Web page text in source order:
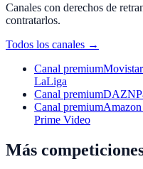
Canales con derechos de
contratarlos.
Todos los canales →
Canal premium
LaLiga
Canal premiumDAZN
Canal premium
Prime Video
Más